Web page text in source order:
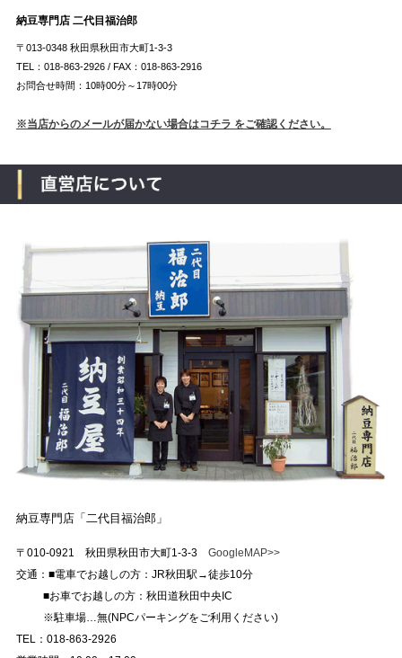
納豆専門店 二代目福治郎
〒013-0348 秋田県秋田市大町1-3-3
TEL：018-863-2926 / FAX：018-863-2916
お問合せ時間：10時00分～17時00分
※当店からのメールが届かない場合はコチラ をご確認ください。
納豆専門店「二代目福治郎」
〒010-0921 秋田県秋田市大町1-3-3 GoogleMAP>>
交通：■電車でお越しの方：JR秋田駅→徒歩10分
■お車でお越しの方：秋田道秋田中央IC
※駐車場…無(NPCパーキングをご利用ください)
TEL：018-863-2926